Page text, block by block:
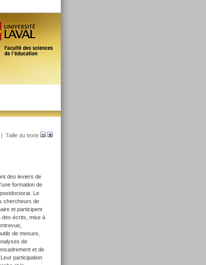
Taille du texte
des leviers de
formation de
Le
chercheurs de
et participent
des écrits, mise à
de mesure,
de
et de
participation